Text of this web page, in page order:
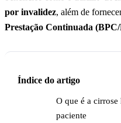
por invalidez, além de
Prestação Continuada
Índice do artigo
O que é a
paciente